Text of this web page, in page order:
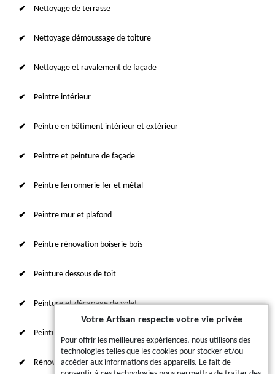
Nettoyage de terrasse
Nettoyage démoussage de toiture
Nettoyage et ravalement de façade
Peintre intérieur
Peintre en bâtiment intérieur et extérieur
Peintre et peinture de façade
Peintre ferronnerie fer et métal
Peintre mur et plafond
Peintre rénovation boiserie bois
Peinture dessous de toit
Peinture et décapage de volet
Peinture sur tuile et toiture
Rénovation intérieure 87
Votre Artisan respecte votre vie privée
Pour offrir les meilleures expériences, nous utilisons des
technologies telles que les cookies pour stocker et/ou
accéder aux informations des appareils. Le fait de